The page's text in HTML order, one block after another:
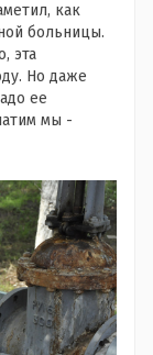
как
больницы.
эта
Но даже
ее
мы -